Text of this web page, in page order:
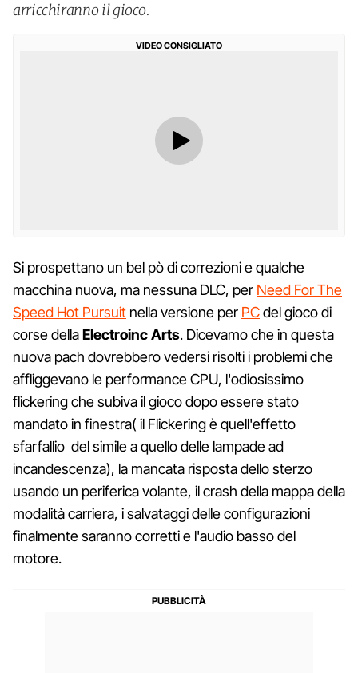
arricchiranno il gioco.
VIDEO CONSIGLIATO
Si prospettano un bel pò di correzioni e qualche
macchina nuova, ma nessuna DLC, per Need For The
Speed Hot Pursuit nella versione per PCdel gioco di
corse dellaElectroinc Arts. Dicevamo che in questa
nuova pach dovrebbero vedersi risolti i problemi che
affliggevano le performance CPU, l'odiosissimo
flickering che subiva il gioco dopo essere stato
mandato in finestra( il Flickering è quell'effetto
sfarfallio del simile a quello delle lampade ad
incandescenza), la mancata risposta dello sterzo
usando un periferica volante, il crash della mappa della
modalità carriera, i salvataggi delle configurazioni
finalmente saranno corretti e l'audio basso del
motore.